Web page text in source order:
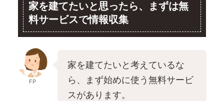
家を建てたいと思ったら、まずは無
料サービスで情報収集
FP
家を建てたいと考えているな
ら、まず始めに使う無料サービ
スがあります。